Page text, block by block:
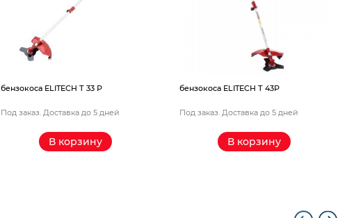
бензокоса ELITECH Т 33 Р
Под заказ. Доставка до 5 дней
В корзину
бензокоса ELITECH Т 43Р
Под заказ. Доставка до 5 дней
В корзину